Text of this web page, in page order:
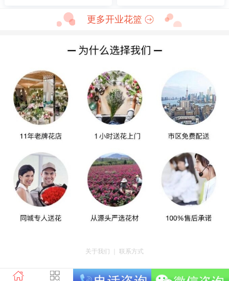
更多开业花篮
关于我们 联系方式
版权所有：荣昌区昌州街道爱神鲜花店 地址：重庆市荣昌区昌州街道迎宾大道
南段3号35幢4-20 电话：tel023-46761716